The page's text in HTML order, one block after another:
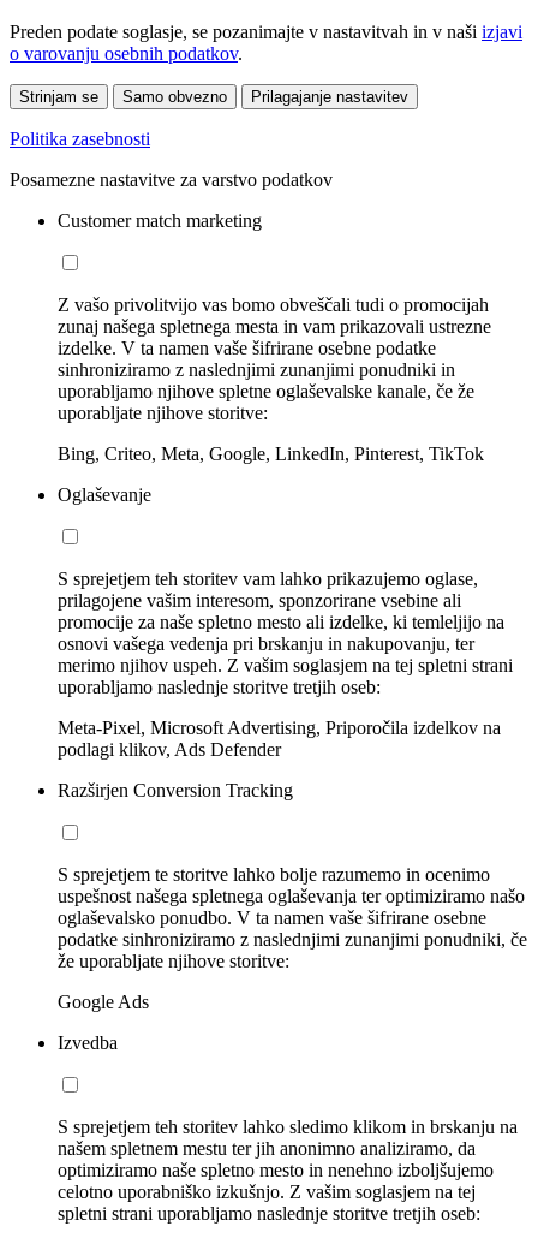
Preden podate soglasje, se pozanimajte v nastavitvah in v naši izjavi
o varovanju osebnih podatkov.
Strinjam se Samo obvezno Prilagajanje nastavitev
Politika zasebnosti
Posamezne nastavitve za varstvo podatkov
Customer match marketing
Z vašo privolitvijo vas bomo obveščali tudi o promocijah
zunaj našega spletnega mesta in vam prikazovali ustrezne
izdelke. V ta namen vaše šifrirane osebne podatke
sinhroniziramo z naslednjimi zunanjimi ponudniki in
uporabljamo njihove spletne oglaševalske kanale, če že
uporabljate njihove storitve:
Bing, Criteo, Meta, Google, LinkedIn, Pinterest, TikTok
Oglaševanje
S sprejetjem teh storitev vam lahko prikazujemo oglase,
prilagojene vašim interesom, sponzorirane vsebine ali
promocije za naše spletno mesto ali izdelke, ki temleljijo na
osnovi vašega vedenja pri brskanju in nakupovanju, ter
merimo njihov uspeh. Z vašim soglasjem na tej spletni strani
uporabljamo naslednje storitve tretjih oseb:
Meta-Pixel, Microsoft Advertising, Priporočila izdelkov na
podlagi klikov, Ads Defender
Razširjen Conversion Tracking
S sprejetjem te storitve lahko bolje razumemo in ocenimo
uspešnost našega spletnega oglaševanja ter optimiziramo našo
oglaševalsko ponudbo. V ta namen vaše šifrirane osebne
podatke sinhroniziramo z naslednjimi zunanjimi ponudniki, če
že uporabljate njihove storitve:
Google Ads
Izvedba
S sprejetjem teh storitev lahko sledimo klikom in brskanju na
našem spletnem mestu ter jih anonimno analiziramo, da
optimiziramo naše spletno mesto in nenehno izboljšujemo
celotno uporabniško izkušnjo. Z vašim soglasjem na tej
spletni strani uporabljamo naslednje storitve tretjih oseb: